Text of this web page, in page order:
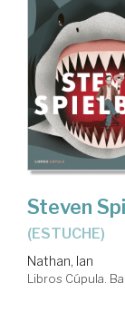
Steven
(ESTUCHE)
Nathan, Ian
Libros Cúpula.